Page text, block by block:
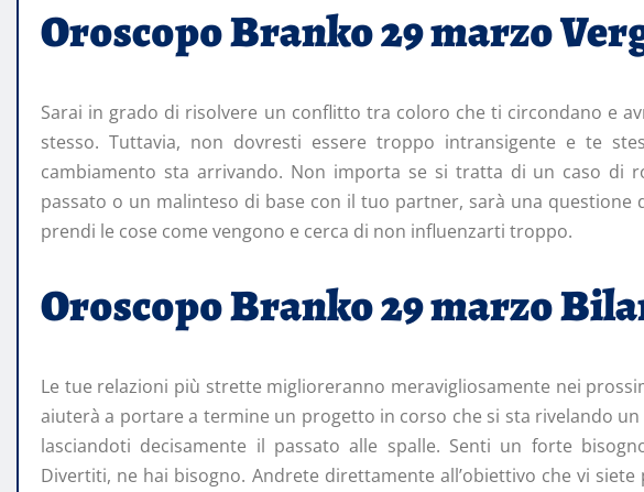
Oroscopo Branko 29 marzo
Sarai in grado di risolvere un conflitto tra coloro che ti circondano e
stesso. Tuttavia, non dovresti essere troppo intransigente e te
cambiamento sta arrivando. Non importa se si tratta di un caso di
passato o un malinteso di base con il tuo partner, sarà una questione
prendi le cose come vengono e cerca di non influenzarti troppo.
Oroscopo Branko 29 marzo
Le tue relazioni più strette miglioreranno meravigliosamente nei
aiuterà a portare a termine un progetto in corso che si sta rivelando
lasciandoti decisamente il passato alle spalle. Senti un forte
Divertiti, ne hai bisogno. Andrete direttamente all’obiettivo che vi